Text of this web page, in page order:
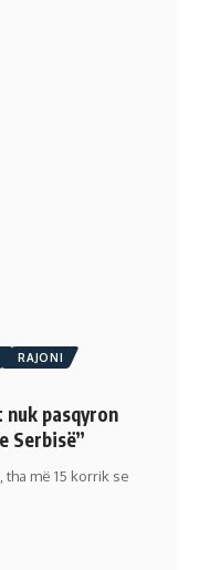
RAJONI
nuk pasqyron
Serbisë”
më 15 korrik se